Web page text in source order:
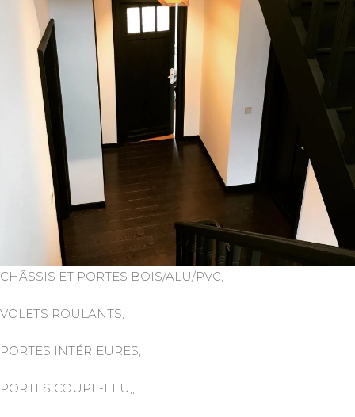
CHÂSSIS ET PORTES BOIS/ALU/PVC,
VOLETS ROULANTS,
PORTES INTÉRIEURES,
PORTES COUPE-FEU,,